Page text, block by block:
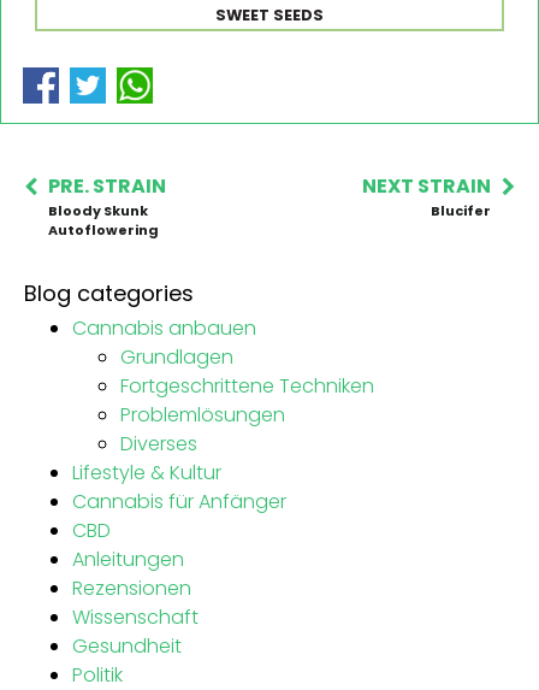
SWEET SEEDS
PRE. STRAIN
Bloody Skunk
Autoflowering
NEXT STRAIN
Blucifer
Blog categories
Cannabis anbauen
Grundlagen
Fortgeschrittene Techniken
Problemlösungen
Diverses
Lifestyle & Kultur
Cannabis für Anfänger
CBD
Anleitungen
Rezensionen
Wissenschaft
Gesundheit
Politik